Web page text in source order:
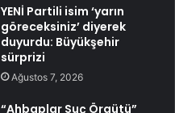
YENİ Partili isim ‘yarın
göreceksiniz’ diyerek
duyurdu: Büyükşehir
sürprizi
Ağustos 7, 2026
“Ahbaplar Suç Örgütü”